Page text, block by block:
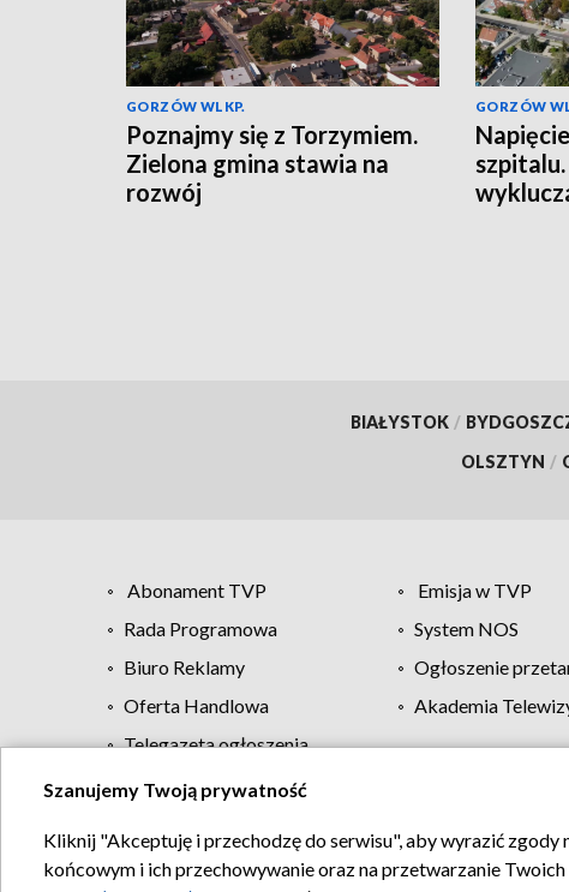
GORZÓW WLKP.
Poznajmy się z Torzymiem.
Zielona gmina stawia na
rozwój
GORZÓW
BIAŁYSTOK /
OLSZTYN /
Abonament TVP Emisja w TVP
Rada Programowa
System NOS
Biuro Reklamy
Ogłoszenie
Oferta Handlowa
Akademia
Telegazeta ogłoszenia
Regulamin TVP
Szanujemy Twoją prywatność
Kliknij "Akceptuję i przechodzę do serwisu", aby wyrazić
końcowym i ich przechowywanie oraz na przetwarzanie